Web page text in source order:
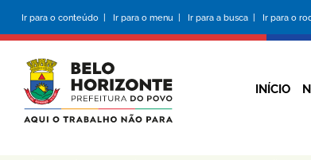
conteúdo
principal
Ir para o conteúdo | Ir para o menu | Ir para a busca | Ir para o
INÍCIO